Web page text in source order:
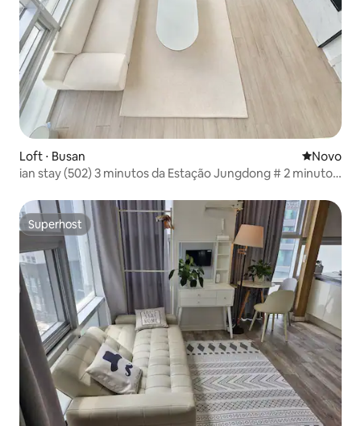
Loft ⋅ Busan Novo
Novo
ian stay (502) 3 minutos da Estação Jungdong # 2 minutos
charmoso # A uma curta distância a pé de atrações
turísticas famosas
Superhost
Superhost